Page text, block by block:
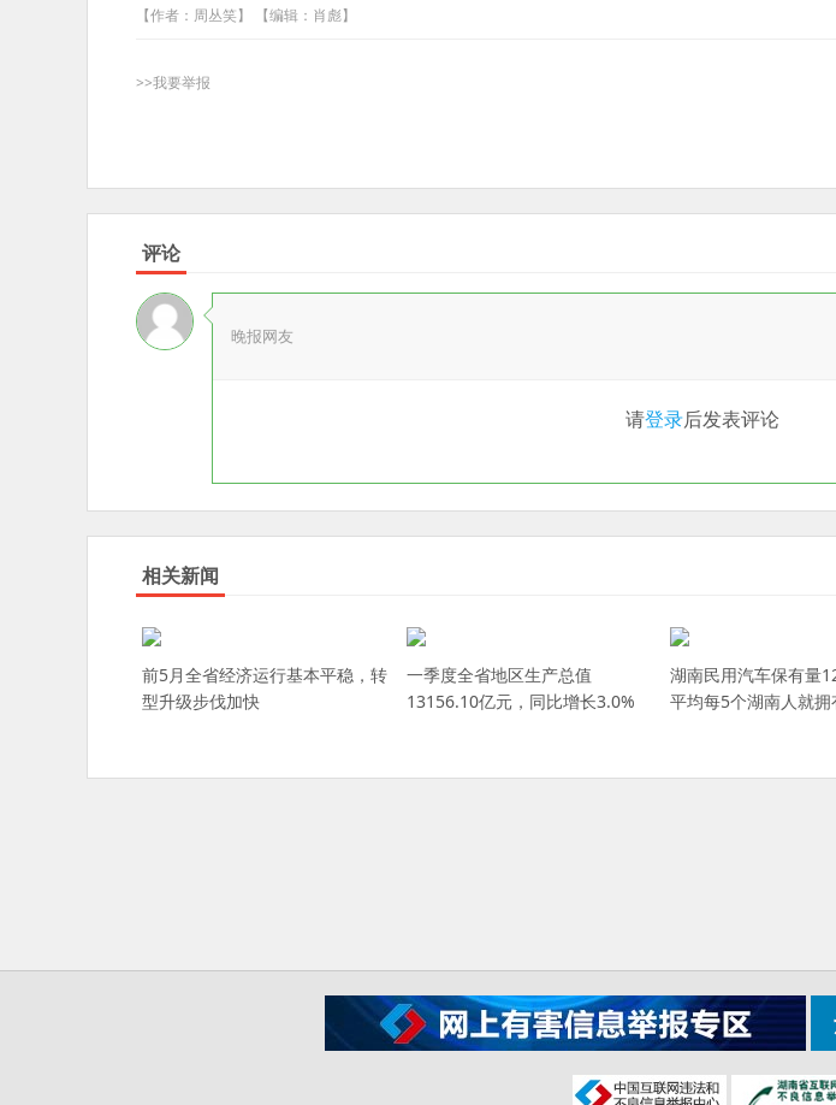
【作者：周丛笑】 【编辑：肖彪】
>>我要举报
评论
晚报网友
请登录后发表评论
相关新闻
前5月全省经济运行基本平稳，转
型升级步伐加快
一季度全省地区生产总值
13156.10亿元，同比增长3.0%
湖南民用汽车保有量
平均每5个湖南人就